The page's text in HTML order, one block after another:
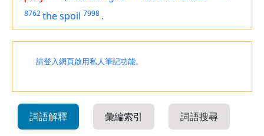
8762the spoil 7998 .
請登入網頁啟用私人筆記功能。
詞語解釋 彙編索引 詞語搜尋